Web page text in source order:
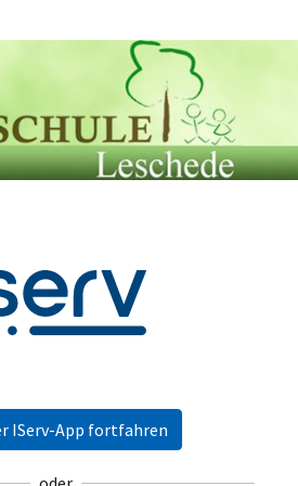
IServ-App fortfahren